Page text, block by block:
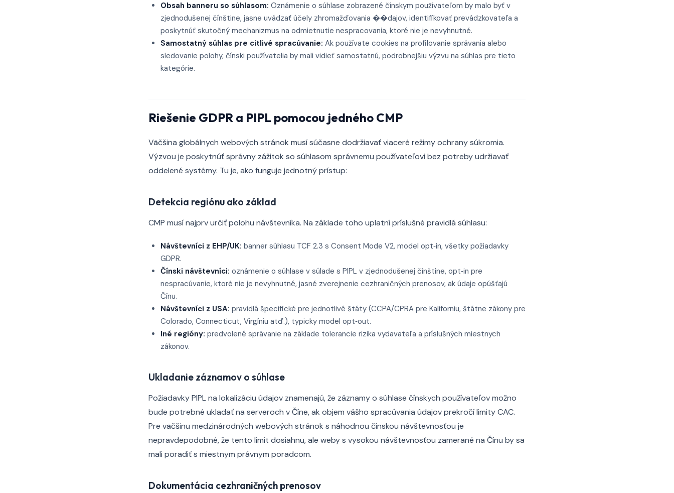
Obsah banneru so súhlasom: Oznámenie o súhlase zobrazené čínskym používateľom by malo byť v
zjednodušenej čínštine, jasne uvádzať účely zhromažďovania ��dajov, identifikovať prevádzkovateľa a
poskytnúť skutočný mechanizmus na odmietnutie nespracovania, ktoré nie je nevyhnutné.
Samostatný súhlas pre citlivé spracúvanie: Ak používate cookies na profilovanie správania alebo
sledovanie polohy, čínski používatelia by mali vidieť samostatnú, podrobnejšiu výzvu na súhlas pre tieto
kategórie.
Riešenie GDPR a PIPL pomocou jedného CMP
Väčšina globálnych webových stránok musí súčasne dodržiavať viaceré režimy ochrany súkromia.
Výzvou je poskytnúť správny zážitok so súhlasom správnemu používateľovi bez potreby udržiavať
oddelené systémy. Tu je, ako funguje jednotný prístup:
Detekcia regiónu ako základ
CMP musí najprv určiť polohu návštevníka. Na základe toho uplatní príslušné pravidlá súhlasu:
Návštevníci z EHP/UK: banner súhlasu TCF 2.3 s Consent Mode V2, model opt‑in, všetky požiadavky
GDPR.
Čínski návštevníci: oznámenie o súhlase v súlade s PIPL v zjednodušenej čínštine, opt‑in pre
nespracúvanie, ktoré nie je nevyhnutné, jasné zverejnenie cezhraničných prenosov, ak údaje opúšťajú
Čínu.
Návštevníci z USA: pravidlá špecifické pre jednotlivé štáty (CCPA/CPRA pre Kaliforniu, štátne zákony pre
Colorado, Connecticut, Virgíniu atď.), typicky model opt‑out.
Iné regióny: predvolené správanie na základe tolerancie rizika vydavateľa a príslušných miestnych
zákonov.
Ukladanie záznamov o súhlase
Požiadavky PIPL na lokalizáciu údajov znamenajú, že záznamy o súhlase čínskych používateľov možno
bude potrebné ukladať na serveroch v Číne, ak objem vášho spracúvania údajov prekročí limity CAC.
Pre väčšinu medzinárodných webových stránok s náhodnou čínskou návštevnosťou je
nepravdepodobné, že tento limit dosiahnu, ale weby s vysokou návštevnosťou zamerané na Čínu by sa
mali poradiť s miestnym právnym poradcom.
Dokumentácia cezhraničných prenosov